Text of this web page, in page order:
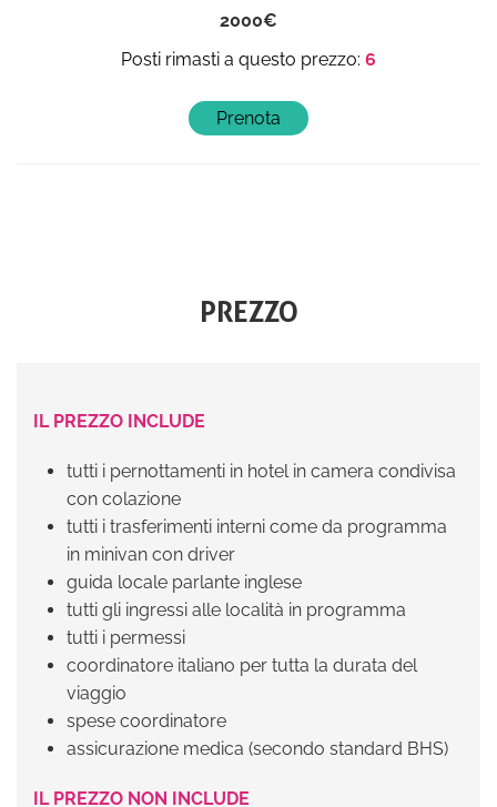
2000
6
PREZZO
IL PREZZO INCLUDE
tutti i pernottamenti in hotel in camera condivisa
con colazione
tutti i trasferimenti interni come da programma
in minivan con driver
guida locale parlante inglese
tutti gli ingressi alle località in programma
tutti i permessi
coordinatore italiano per tutta la durata del
viaggio
spese coordinatore
assicurazione medica (secondo standard BHS)
IL PREZZO NON INCLUDE